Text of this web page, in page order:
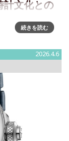
計文化との
ォッチメイキン
い、真正性、卓
観のもと、新
続きを読む
2026.4.6